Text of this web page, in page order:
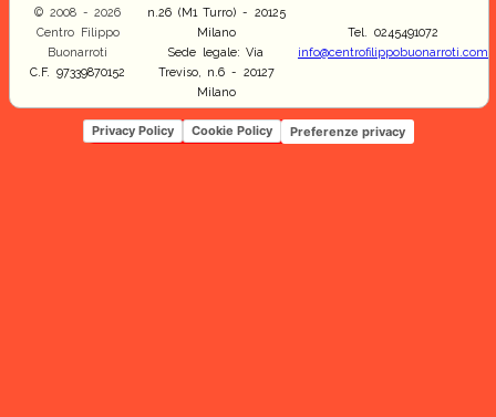
© 2008 - 2026
Centro Filippo
Buonarroti
C.F. 97339870152
n.26 (M1 Turro) - 20125
Milano
Sede legale: Via
Treviso, n.6 - 20127
Milano
Tel. 0245491072
info@centrofilippobuonarroti.com
Privacy Policy Cookie Policy Preferenze privacy